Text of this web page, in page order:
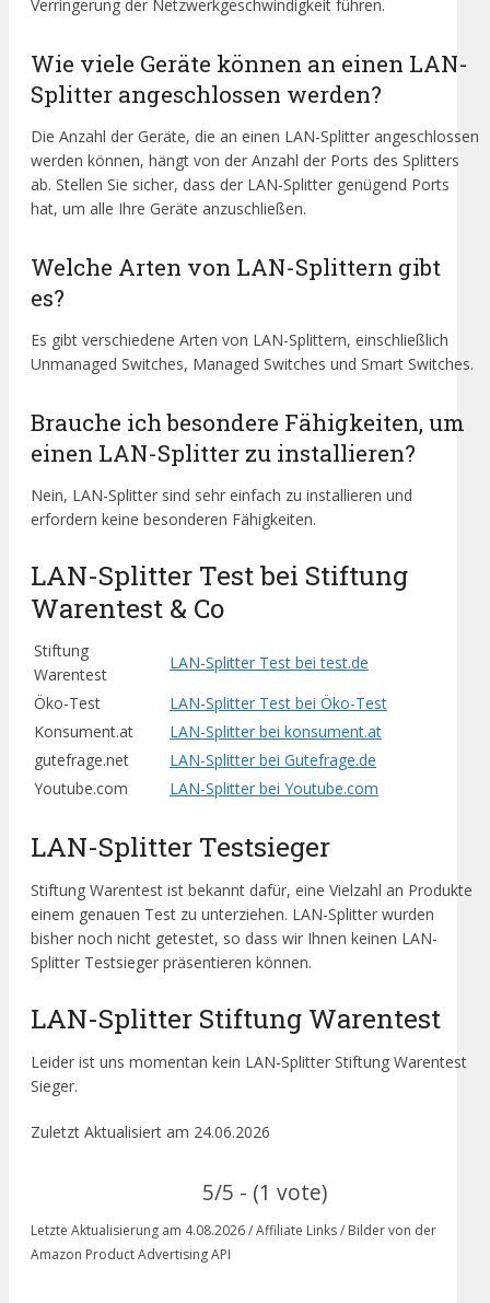
Verringerung der Netzwerkgeschwindigkeit führen.
Wie viele Geräte können an einen LAN-
Splitter angeschlossen werden?
Die Anzahl der Geräte, die an einen LAN-Splitter angeschlossen
werden können, hängt von der Anzahl der Ports des Splitters
ab. Stellen Sie sicher, dass der LAN-Splitter genügend Ports
hat, um alle Ihre Geräte anzuschließen.
Welche Arten von LAN-Splittern gibt
es?
Es gibt verschiedene Arten von LAN-Splittern, einschließlich
Unmanaged Switches, Managed Switches und Smart Switches.
Brauche ich besondere Fähigkeiten, um
einen LAN-Splitter zu installieren?
Nein, LAN-Splitter sind sehr einfach zu installieren und
erfordern keine besonderen Fähigkeiten.
LAN-Splitter Test bei Stiftung
Warentest & Co
Stiftung
Warentest
LAN-Splitter Test bei test.de
Öko-Test
LAN-Splitter Test bei Öko-Test
Konsument.at
LAN-Splitter bei konsument.at
gutefrage.net
LAN-Splitter bei Gutefrage.de
Youtube.com
LAN-Splitter bei Youtube.com
LAN-Splitter Testsieger
Stiftung Warentest ist bekannt dafür, eine Vielzahl an Produkte
einem genauen Test zu unterziehen. LAN-Splitter wurden
bisher noch nicht getestet, so dass wir Ihnen keinen LAN-
Splitter Testsieger präsentieren können.
LAN-Splitter Stiftung Warentest
Leider ist uns momentan kein LAN-Splitter Stiftung Warentest
Sieger.
Zuletzt Aktualisiert am 24.06.2026
5/5 - (1 vote)
Letzte Aktualisierung am 4.08.2026 / Affiliate Links / Bilder von der
Amazon Product Advertising API